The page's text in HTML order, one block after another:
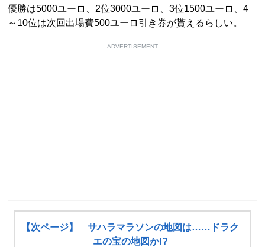
優勝は5000ユーロ、2位3000ユーロ、3位1500ユーロ、4
～10位は次回出場費500ユーロ引き券が貰えるらしい。
ADVERTISEMENT
【次ページ】 サハラマラソンの地図は……ドラク
エの宝の地図か!?